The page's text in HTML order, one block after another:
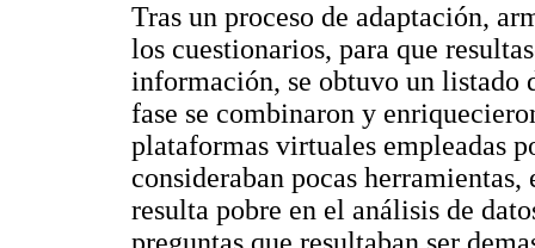
Tras un proceso de adaptación,
los cuestionarios, para que
información, se obtuvo un listado
fase se combinaron y
plataformas virtuales empleadas
consideraban pocas
resulta pobre en el análisis de